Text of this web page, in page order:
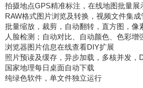
拍摄地点GPS精准标注，在线地图批量展
RAW格式图片浏览及转换，视频文件集
批量缩放，裁剪，自动翻转，直方图，像
人脸检测；自动对比、自动颜色、色彩增
浏览器图片信息在线查看DIY扩展
照片预读及缓存，异步加载，多核并发，
国家地理每日桌面自动下载
纯绿色软件，单文件独立运行